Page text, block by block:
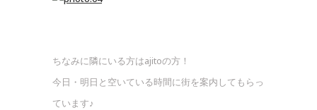
ちなみに隣にいる方はajitoの方！
今日・明日と空いている時間に街を案内してもらっ
ています♪